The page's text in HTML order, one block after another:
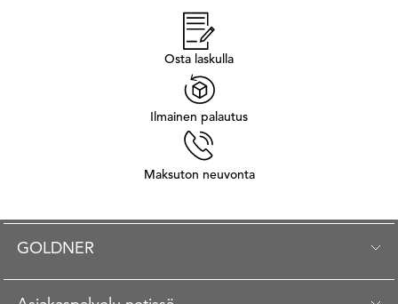
Osta laskulla
Ilmainen palautus
Maksuton neuvonta
GOLDNER